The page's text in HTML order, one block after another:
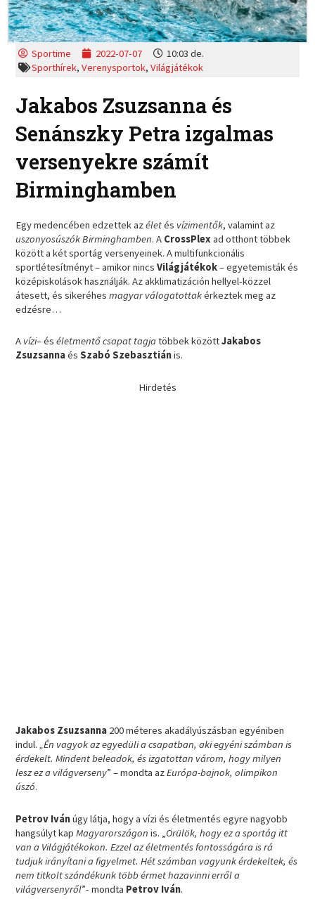
Sportime 2022-07-07
10:03 de.
Sporthírek,Verenysportok,Világjátékok
Jakabos Zsuzsanna és
Senánszky Petra izgalmas
versenyekre számít
Birminghamben
Egy medencében edzettek azéletés vízimentők, valamint az
uszonyosúszók Birminghamben. A CrossPlex ad otthont többek
között a két sportág versenyeinek. A multifunkcionális
sportlétesítményt – amikor nincsVilágjátékok– egyetemisták és
középiskolások használják. Az akklimatizáción hellyel-közzel
átesett, és sikeréhesmagyar válogatottakérkeztek meg az
edzésre…
A vízi– éséletmentő csapat tagjatöbbek közöttJakabos
ZsuzsannaésSzabó Szebasztiánis.
Hirdetés
Jakabos Zsuzsanna 200 méteres akadályúszásban egyéniben
indul.„Én vagyok az egyedüli a csapatban, aki egyéni számban is
érdekelt. Mindent beleadok, és izgatottan várom, hogy milyen
lesz ez a világverseny” – mondta azEurópa-bajnok, olimpikon
úszó.
Petrov Ivánúgy látja, hogy a vízi és életmentés egyre nagyobb
hangsúlyt kapMagyarországonis. „ Örülök, hogy ez a sportág itt
van a Világjátékokon. Ezzel az életmentés fontosságára is rá
tudjuk irányítani a figyelmet. Hét számban vagyunk érdekeltek, és
nem titkolt szándékunk több érmet hazavinni erről a
világversenyről”- mondta Petrov Iván.